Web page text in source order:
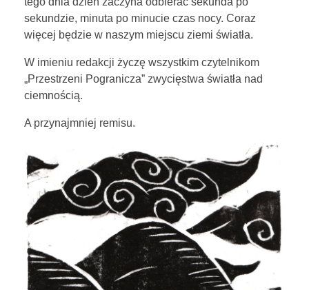
sekundzie, minuta po minucie czas nocy. Coraz
więcej będzie w naszym miejscu ziemi światła.
W imieniu redakcji życzę wszystkim czytelnikom
„Przestrzeni Pogranicza” zwycięstwa światła nad
ciemnością.
A przynajmniej remisu.